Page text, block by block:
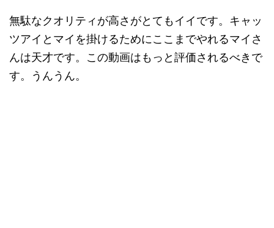
無駄なクオリティが高さがとてもイイです。キャッ
ツアイとマイを掛けるためにここまでやれるマイさ
んは天才です。この動画はもっと評価されるべきで
す。うんうん。